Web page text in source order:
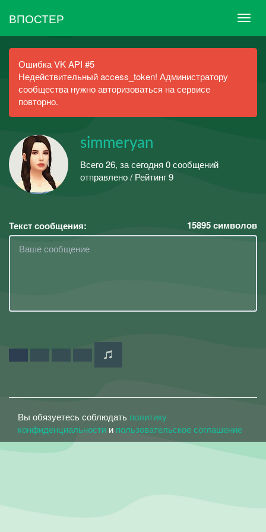
ВПОСТЕР
Ошибка VK API #5
Недействительный access_token! Администратору
сообщества нужно авторизоваться на сервисе
повторно.
simmeryan
Всего 26, за сегодня 0 сообщений
отправлено / Рейтинг 9
Текст сообщения: 15895символов
Вы обязуетесь соблюдать политику
конфиденциальности и пользовательское соглашение